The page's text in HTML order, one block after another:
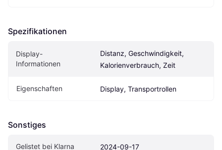
Spezifikationen
Display-
Informationen
Distanz, Geschwindigkeit,
Kalorienverbrauch, Zeit
Eigen­schaften Display, Transportrollen
Sonstiges
Gelistet bei Klarna 2024-09-17